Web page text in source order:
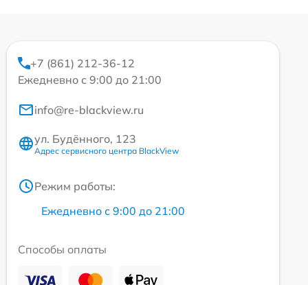
+7 (861) 212-36-12
Ежедневно с 9:00 до 21:00
info@re-blackview.ru
ул. Будённого, 123
Адрес сервисного центра BlackView
Режим работы:
Ежедневно с 9:00 до 21:00
Способы оплаты